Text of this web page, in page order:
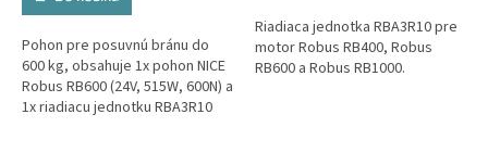
Pohon pre posuvnú bránu do
600 kg, obsahuje 1x pohon NICE
Robus RB600 (24V, 515W, 600N) a
1x riadiacu jednotku RBA3R10
hviezdičiek.
Riadiaca jednotka RBA3R10 pre
motor Robus RB400, Robus
RB600 a Robus RB1000.